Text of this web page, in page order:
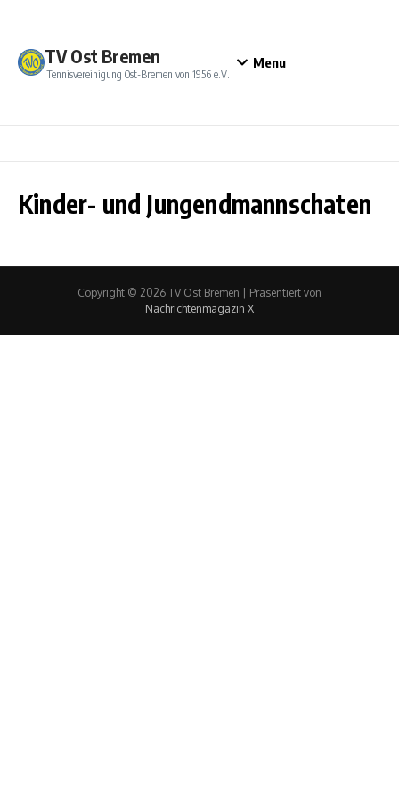
TV Ost Bremen
Tennisvereinigung Ost-Bremen von 1956 e.V.
Menu
Kinder- und Jungendmannschaten
Copyright © 2026 TV Ost Bremen | Präsentiert von
Nachrichtenmagazin X